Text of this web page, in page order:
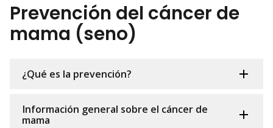
Prevención del cáncer de
mama (seno)
¿Qué es la prevención?
Información general sobre el cáncer de
mama